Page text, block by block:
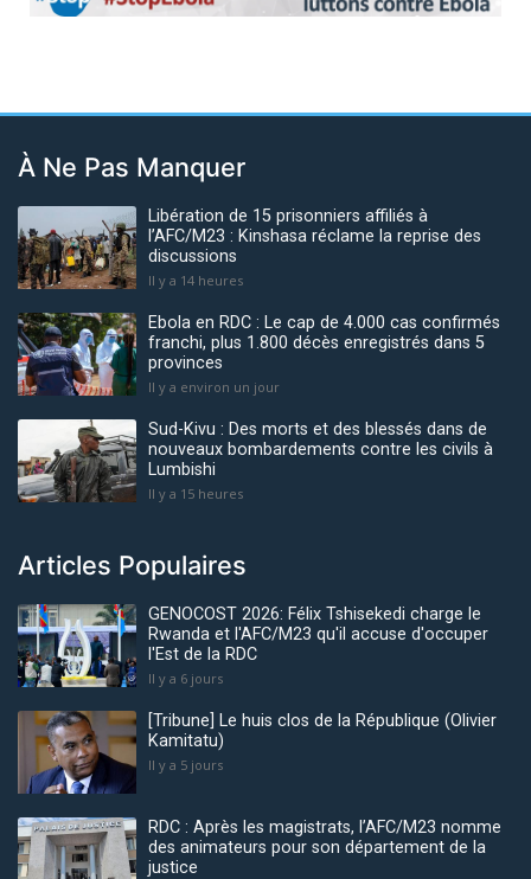
À Ne Pas Manquer
Libération de 15 prisonniers affiliés à
l’AFC/M23 : Kinshasa réclame la reprise des
discussions
Il y a 14 heures
Ebola en RDC : Le cap de 4.000 cas confirmés
franchi, plus 1.800 décès enregistrés dans 5
provinces
Il y a environ un jour
Sud-Kivu : Des morts et des blessés dans de
nouveaux bombardements contre les civils à
Lumbishi
Il y a 15 heures
Articles Populaires
GENOCOST 2026: Félix Tshisekedi charge le
Rwanda et l'AFC/M23 qu'il accuse d'occuper
l'Est de la RDC
Il y a 6 jours
[Tribune] Le huis clos de la République (Olivier
Kamitatu)
Il y a 5 jours
RDC : Après les magistrats, l’AFC/M23 nomme
des animateurs pour son département de la
justice